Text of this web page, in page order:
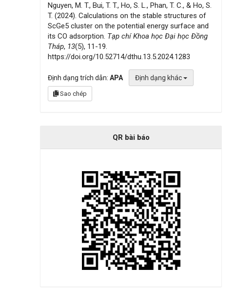
Nguyen, M. T., Bui, T. T., Ho, S. L., Phan, T. C., & Ho, S.
T. (2024). Calculations on the stable structures of
ScGe5 cluster on the potential energy surface and
its CO adsorption. Tạp chí Khoa học Đại học Đồng
Tháp, 13(5), 11-19.
https://doi.org/10.52714/dthu.13.5.2024.1283
Định dạng trích dẫn:APA Định dạng khác
Sao chép
QR bài báo